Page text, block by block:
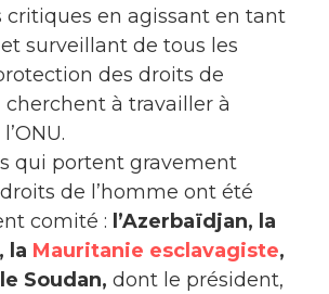
critiques en agissant en tant
surveillant de tous les
des droits de
cherchent à travailler à
qui portent gravement
de l’homme ont été
comité : l’Azerbaïdjan, la
la Mauritanie esclavagiste,
Soudan, dont le président,